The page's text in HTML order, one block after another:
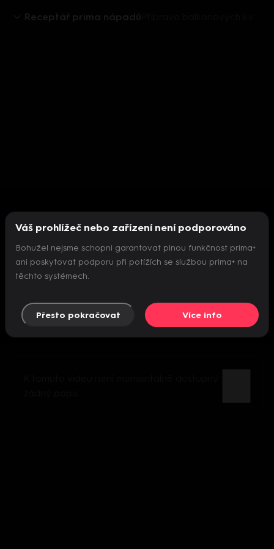
Receptář prima nápadů
Nepodařilo se inicializovat přehrávač
Váš prohlížeč nebo zařízení není podporováno
Bohužel nejsme schopni garantovat plnou funkčnost prima+
ani poskytovat podporu při potížích se službou prima+ na
těchto systémech.
Přesto pokračovat Více info